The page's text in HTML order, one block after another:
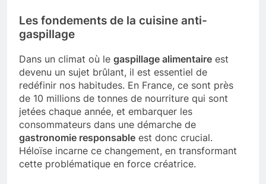
Les fondements de la cuisine anti-
gaspillage
Dans un climat où le gaspillage alimentaire est
devenu un sujet brûlant, il est essentiel de
redéfinir nos habitudes. En France, ce sont près
de 10 millions de tonnes de nourriture qui sont
jetées chaque année, et embarquer les
consommateurs dans une démarche de
gastronomie responsable est donc crucial.
Héloïse incarne ce changement, en transformant
cette problématique en force créatrice.